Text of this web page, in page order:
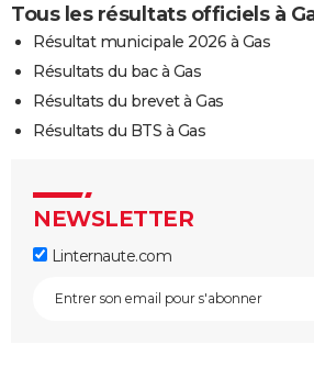
Tous les résultats officiels à
Résultat municipale 2026 à Gas
Résultats du bac à Gas
Résultats du brevet à Gas
Résultats du BTS à Gas
NEWSLETTER
Linternaute.com